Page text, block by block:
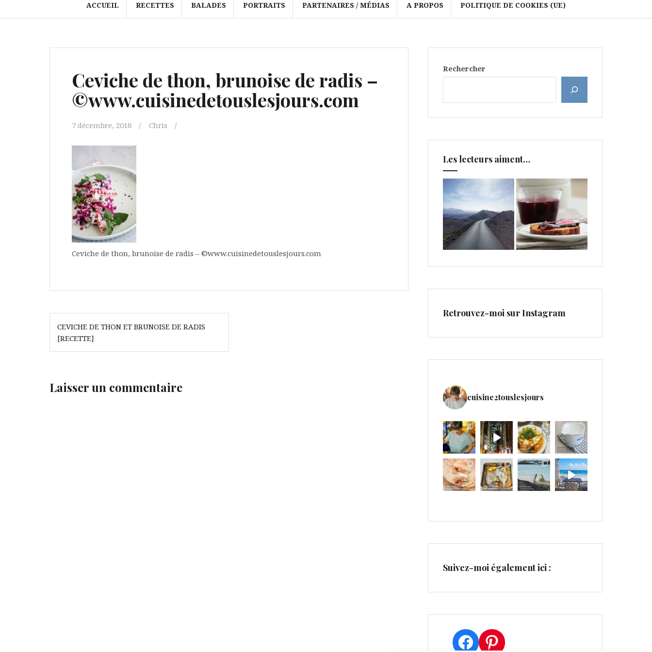
ACCUEIL RECETTES BALADES PORTRAITS PARTENAIRES / MÉDIAS A PROPOS POLITIQUE DE COOKIES (UE)
Ceviche de thon, brunoise de radis –
©www.cuisinedetouslesjours.com
7 décembre, 2018 Chris
Ceviche de thon, brunoise de radis – ©www.cuisinedetouslesjours.com
Navigation
de
l’article
CEVICHE DE THON ET BRUNOISE DE RADIS
[RECETTE]
Laisser un commentaire
Rechercher
Les lecteurs aiment…
Retrouvez-moi sur Instagram
cuisine2touslesjours
Suivez-moi également ici :
Facebook
Pinterest